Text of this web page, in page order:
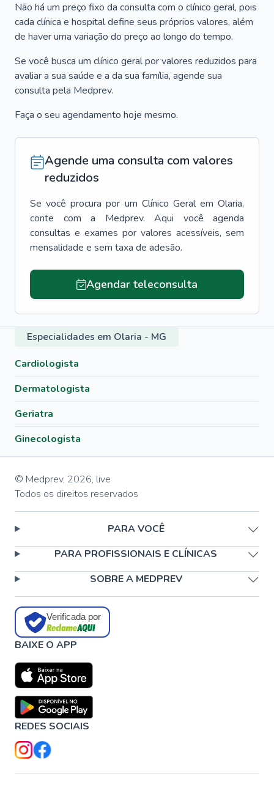
Não há um preço fixo da consulta com o clínico geral, pois
cada clínica e hospital define seus próprios valores, além
de haver uma variação do preço ao longo do tempo.
Se você busca um clínico geral por valores reduzidos para
avaliar a sua saúde e a da sua família, agende sua
consulta pela Medprev.
Faça o seu agendamento hoje mesmo.
Agende uma consulta com valores
reduzidos
Se você procura por um Clínico Geral em Olaria,
conte com a Medprev. Aqui você agenda
consultas e exames por valores acessíveis, sem
mensalidade e sem taxa de adesão.
Agendar teleconsulta
Especialidades em Olaria - MG
Cardiologista
Dermatologista
Geriatra
Ginecologista
© Medprev, 2026, live
Todos os direitos reservados
PARA VOCÊ
PARA PROFISSIONAIS E CLÍNICAS
SOBRE A MEDPREV
Verificada por
BAIXE O APP
REDES SOCIAIS